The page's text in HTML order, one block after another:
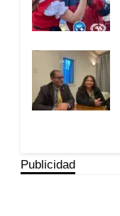
Publicidad